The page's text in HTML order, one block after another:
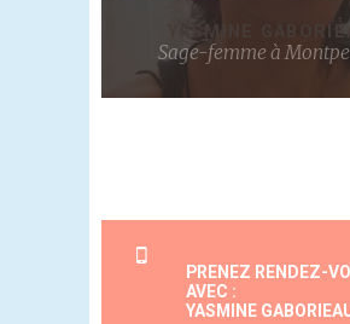
YASMINE
Sage-femme à
PRENEZ RENDEZ-
AVEC :
YASMINE